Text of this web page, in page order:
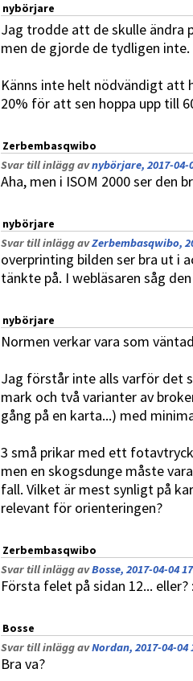
nybörjare
Jag trodde att de skulle ändra
men de gjorde de tydligen inte.
Känns inte helt nödvändigt att
20% för att sen hoppa upp till
Zerbembasqwibo
Svar till inlägg avnybörjare, 2017-04-
Aha, men i ISOM 2000 ser den
nybörjare
Svar till inlägg avZerbembasqwibo,
overprinting bilden ser bra ut i
tänkte på. I webläsaren såg
nybörjare
Normen verkar vara som
Jag förstår inte alls varför det
mark och två varianter av
gång på en karta...) med
3 små prikar med ett
men en skogsdunge måste
fall. Vilket är mest synligt på
relevant för orienteringen?
Zerbembasqwibo
Svar till inlägg avBosse, 2017-04-04
Första felet på sidan 12... eller?
Bosse
Svar till inlägg avNordan, 2017-04-04
Bra va?